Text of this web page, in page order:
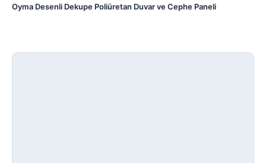
Oyma Desenli Dekupe Poliüretan Duvar ve Cephe Paneli